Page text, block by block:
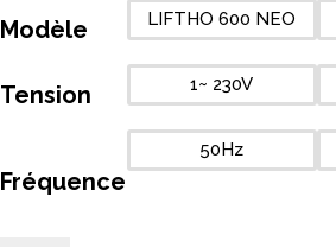
Modèle LIFTHO 600 NEO
Tension 1~ 230V
Fréquence
50Hz